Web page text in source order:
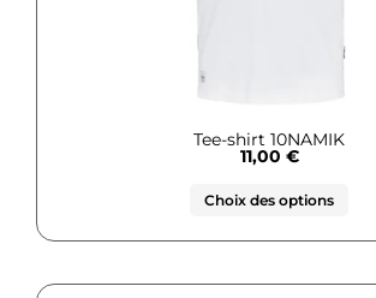
Tee-shirt 10NAMIK
11,00 €
Choix des options